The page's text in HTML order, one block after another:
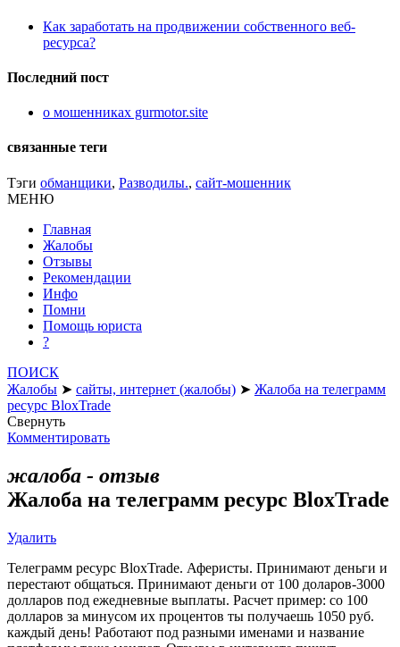
Как заработать на продвижении собственного веб-
ресурса?
Последний пост
о мошенниках gurmotor.site
связанные теги
Тэги обманщики, Разводилы., сайт-мошенник
МЕНЮ
Главная
Жалобы
Отзывы
Рекомендации
Инфо
Помни
Помощь юриста
?
ПОИСК
Жалобы ➤ сайты, интернет (жалобы) ➤ Жалоба на телеграмм
ресурс BloxTrade
Свернуть
Комментировать
жалоба - отзыв
Жалоба на телеграмм ресурс BloxTrade
Удалить
Телеграмм ресурс BloxTrade. Аферисты. Принимают деньги и
перестают общаться. Принимают деньги от 100 доларов-3000
долларов под ежедневные выплаты. Расчет пример: со 100
долларов за минусом их процентов ты получаешь 1050 руб.
каждый день! Работают под разными именами и название